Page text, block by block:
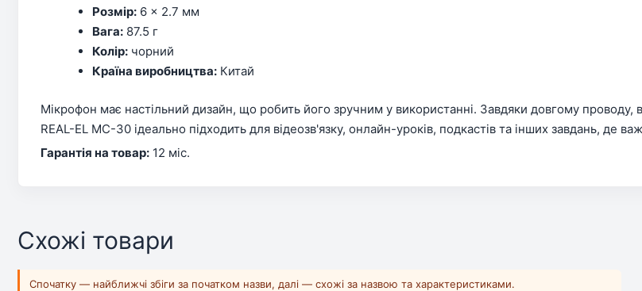
Розмір: 6 × 2.7 мм
Вага: 87.5 г
Колір: чорний
Країна виробництва: Китай
Мікрофон має настільний дизайн, що робить його зручним у використанні. Завдяки довгому проводу,
REAL-EL MC-30 ідеально підходить для відеозв'язку, онлайн-уроків, подкастів та інших завдань, де
Гарантія на товар: 12 міс.
Схожі товари
Спочатку — найближчі збіги за початком назви, далі — схожі за назвою та характеристиками.